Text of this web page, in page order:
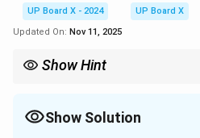
UP Board X - 2024
UP Board X
Updated On: Nov 11, 2025
Show Hint
Show Solution